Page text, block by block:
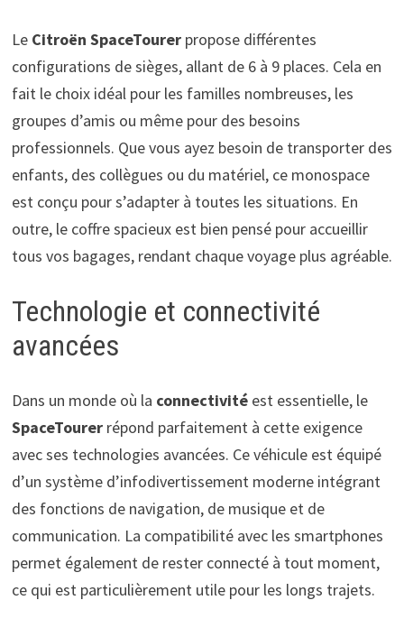
Le Citroën SpaceTourerpropose différentes
configurations de sièges, allant de 6 à 9 places. Cela en
fait le choix idéal pour les familles nombreuses, les
groupes d’amis ou même pour des besoins
professionnels. Que vous ayez besoin de transporter des
enfants, des collègues ou du matériel, ce monospace
est conçu pour s’adapter à toutes les situations. En
outre, le coffre spacieux est bien pensé pour accueillir
tous vos bagages, rendant chaque voyage plus agréable.
Technologie et connectivité
avancées
Dans un monde où la connectivitéest essentielle, le
SpaceTourerrépond parfaitement à cette exigence
avec ses technologies avancées. Ce véhicule est équipé
d’un système d’infodivertissement moderne intégrant
des fonctions de navigation, de musique et de
communication. La compatibilité avec les smartphones
permet également de rester connecté à tout moment,
ce qui est particulièrement utile pour les longs trajets.